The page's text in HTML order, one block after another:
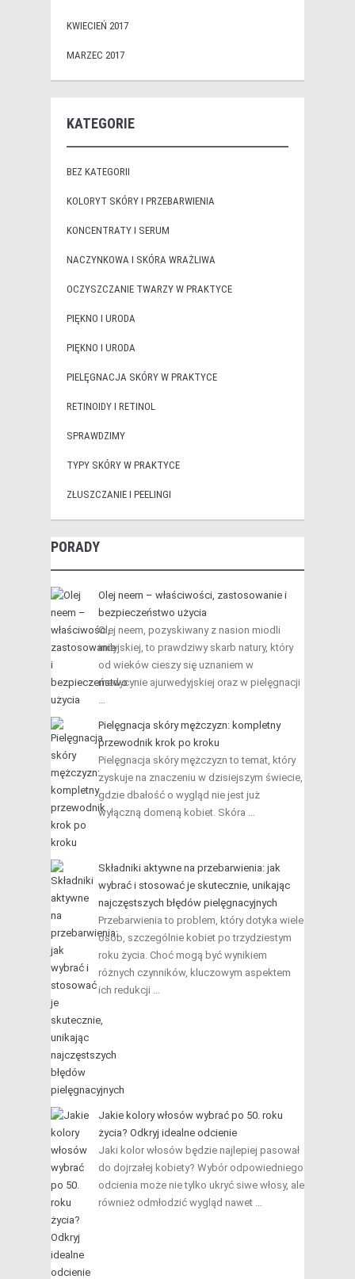
KWIECIEŃ 2017
MARZEC 2017
KATEGORIE
BEZ KATEGORII
KOLORYT SKÓRY I PRZEBARWIENIA
KONCENTRATY I SERUM
NACZYNKOWA I SKÓRA WRAŻLIWA
OCZYSZCZANIE TWARZY W PRAKTYCE
PIĘKNO I URODA
PIĘKNO I URODA
PIELĘGNACJA SKÓRY W PRAKTYCE
RETINOIDY I RETINOL
SPRAWDZIMY
TYPY SKÓRY W PRAKTYCE
ZŁUSZCZANIE I PEELINGI
PORADY
Olej neem – właściwości, zastosowanie i
bezpieczeństwo użycia
Olej neem, pozyskiwany z nasion miodli
indyjskiej, to prawdziwy skarb natury, który
od wieków cieszy się uznaniem w
medycynie ajurwedyjskiej oraz w pielęgnacji
…
Pielęgnacja skóry mężczyzn: kompletny
przewodnik krok po kroku
Pielęgnacja skóry mężczyzn to temat, który
zyskuje na znaczeniu w dzisiejszym świecie,
gdzie dbałość o wygląd nie jest już
wyłączną domeną kobiet. Skóra …
Składniki aktywne na przebarwienia: jak
wybrać i stosować je skutecznie, unikając
najczęstszych błędów pielęgnacyjnych
Przebarwienia to problem, który dotyka wiele
osób, szczególnie kobiet po trzydziestym
roku życia. Choć mogą być wynikiem
różnych czynników, kluczowym aspektem
ich redukcji …
Jakie kolory włosów wybrać po 50. roku
życia? Odkryj idealne odcienie
Jaki kolor włosów będzie najlepiej pasował
do dojrzałej kobiety? Wybór odpowiedniego
odcienia może nie tylko ukryć siwe włosy, ale
również odmłodzić wygląd nawet …